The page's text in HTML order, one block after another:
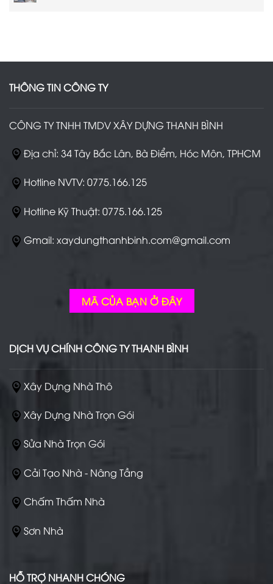
THÔNG TIN CÔNG TY
CÔNG TY TNHH TMDV XÂY DỰNG THANH BÌNH
Địa chỉ: 34 Tây Bắc Lân, Bà Điểm, Hóc Môn, TPHCM
Hotline NVTV: 0775.166.125
Hotline Kỹ Thuật: 0775.166.125
Gmail: xaydungthanhbinh.com@gmail.com
MÃ CỦA BẠN Ở ĐÂY
DỊCH VỤ CHÍNH CÔNG TY THANH BÌNH
Xây Dựng Nhà Thô
Xây Dựng Nhà Trọn Gói
Sửa Nhà Trọn Gói
Cải Tạo Nhà - Nâng Tầng
Chấm Thấm Nhà
Sơn Nhà
HỖ TRỢ NHANH CHÓNG